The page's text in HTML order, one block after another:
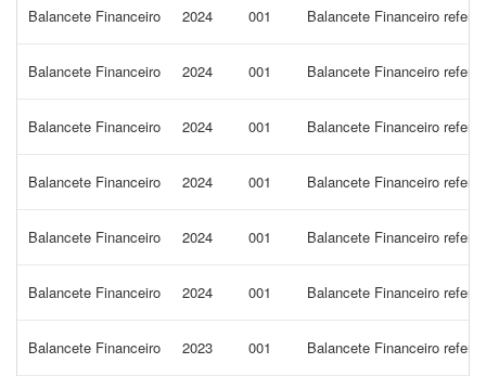
Balancete Financeiro 2024 001 Balancete Financeiro
Balancete Financeiro 2024 001 Balancete Financeiro
Balancete Financeiro 2024 001 Balancete Financeiro
Balancete Financeiro 2024 001 Balancete Financeiro
Balancete Financeiro 2024 001 Balancete Financeiro
Balancete Financeiro 2024 001 Balancete Financeiro
Balancete Financeiro 2023 001 Balancete Financeiro